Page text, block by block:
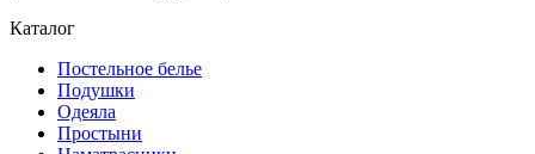
Каталог
Постельное белье
Подушки
Одеяла
Простыни